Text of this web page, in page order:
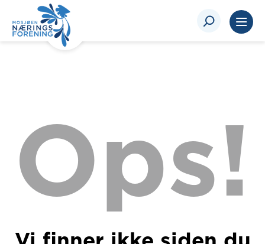
Ops!